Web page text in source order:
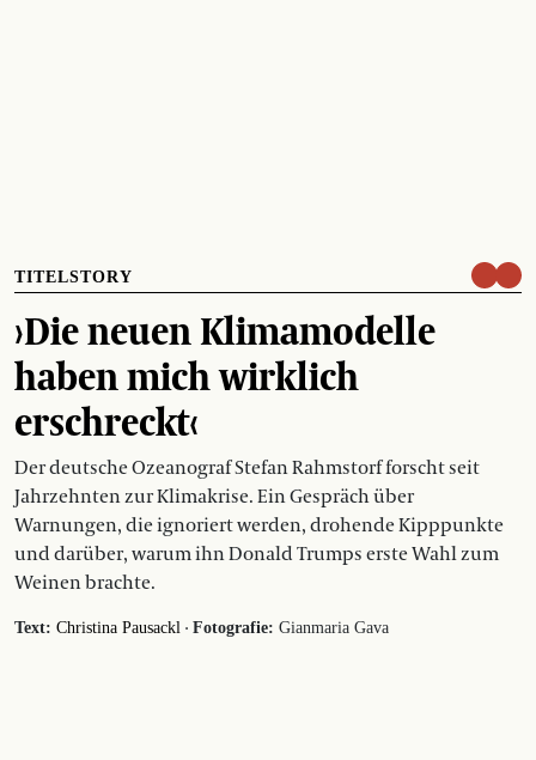
TITELSTORY
›Die neuen Klimamodelle
haben mich wirklich
erschreckt‹
Der deutsche Ozeanograf Stefan Rahmstorf forscht seit
Jahrzehnten zur Klimakrise. Ein Gespräch über
Warnungen, die ignoriert werden, drohende Kipppunkte
und darüber, warum ihn Donald Trumps erste Wahl zum
Weinen brachte.
Text: Christina Pausackl · Fotografie: Gianmaria Gava